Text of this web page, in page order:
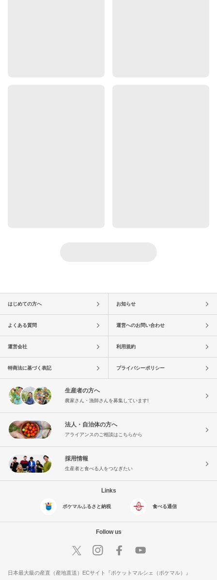
はじめての方へ お知らせ
よくある質問 運営へのお問い合わせ
運営会社 利用規約
特商法に基づく表記 プライバシーポリシー
生産者の方へ
農家さん・漁師さんを募集しています!
法人・自治体の方へ
アライアンスのご相談はこちらから
採用情報
生産者と食べる人をつなぎたい
Links
ポケマルふるさと納税 食べる通信
Follow us
日本最大級の産直（産地直送）ECサイト『ポケットマルシェ（ポケマル）』